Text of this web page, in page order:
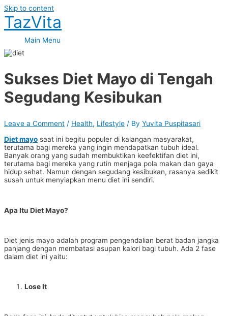
Skip to content
TazVita
Main Menu
Sukses Diet Mayo di Tengah
Segudang Kesibukan
Leave a Comment / Health, Lifestyle / By Yuvita Puspitasari
Diet mayo saat ini begitu populer di kalangan masyarakat,
terutama bagi mereka yang ingin mendapatkan tubuh ideal.
Banyak orang yang sudah membuktikan keefektifan diet ini,
terutama bagi mereka yang rutin menjaga pola makan dan gaya
hidup sehat. Namun dengan segudang kesibukan, rasanya sedikit
susah untuk menyiapkan menu diet ini sendiri.
Apa Itu Diet Mayo?
Diet jenis mayo adalah program pengendalian berat badan jangka
panjang dengan membatasi asupan kalori bagi tubuh. Ada 2 fase
dalam diet ini yaitu:
Lose It